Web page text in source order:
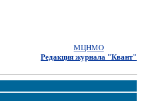
МЦНМО
Редакция журнала "Квант"